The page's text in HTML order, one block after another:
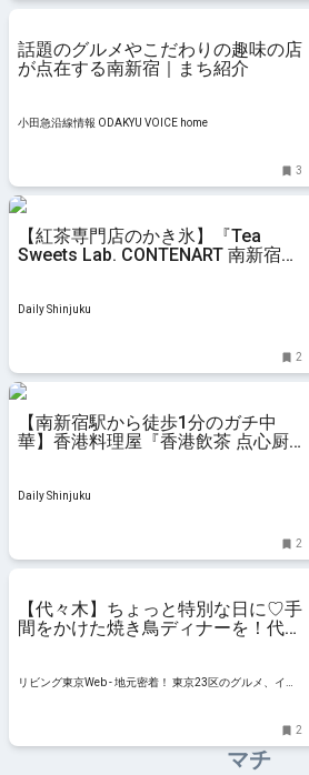
話題のグルメやこだわりの趣味の店
が点在する南新宿｜まち紹介
小田急沿線情報 ODAKYU VOICE home
3
【紅茶専門店のかき氷】『Tea
Sweets Lab. CONTENART 南新宿
Daily Shinjuku
2
【南新宿駅から徒歩1分のガチ中
華】香港料理屋『香港飲茶 点心厨
Daily Shinjuku
2
【代々木】ちょっと特別な日に♡手
間をかけた焼き鳥ディナーを！代々
リビング東京Web - 地元密着！ 東京23区のグルメ、イベ
2
マチ